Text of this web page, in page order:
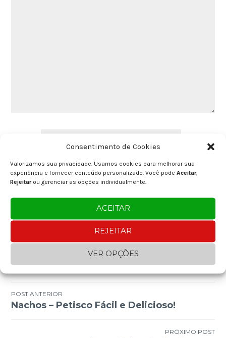
Consentimento de Cookies
Valorizamos sua privacidade. Usamos cookies para melhorar sua
experiência e fornecer conteúdo personalizado. Você pode Aceitar,
Rejeitarou gerenciar as opções individualmente.
ACEITAR
REJEITAR
VER OPÇÕES
E-mail*
Site
Navegação
POST ANTERIOR
Nachos – Petisco Fácil e Delicioso!
PRÓXIMO POST